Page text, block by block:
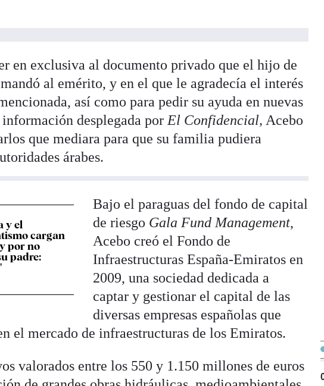
en exclusiva al documento privado que el hijo de
al emérito, y en el que le agradecía el interés
así como para pedir su ayuda en nuevas
desplegada por El Confidencial, Acebo
que mediara para que su familia pudiera
árabes.
y el
cargan
por no
padre:
Bajo el paraguas del fondo de capital
de riesgo Gala Fund Management,
Acebo creó el Fondo de
Infraestructuras España-Emiratos en
2009, una sociedad dedicada a
captar y gestionar el capital de las
diversas empresas españolas que
el mercado de infraestructuras de los Emiratos.
valorados entre los 550 y 1.150 millones de euros